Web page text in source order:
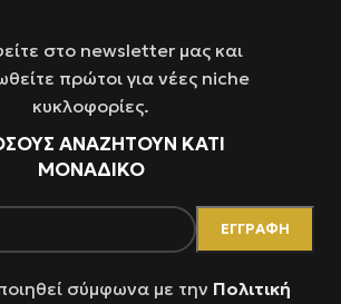
στο newsletter μας και
πρώτοι για νέες niche
κυκλοφορίες.
ΑΝΑΖΗΤΟΥΝ ΚΑΤΙ
ΜΟΝΑΔΙΚΟ
σύμφωνα με την Πολιτική